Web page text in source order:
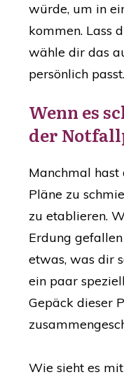
würde, um in
kommen. Lass
wähle dir das
persönlich passt.
Wenn es
der
Manchmal
Pläne zu
zu etablieren.
Erdung
etwas, was dir
ein paar
Gepäck dieser
Wie sieht es